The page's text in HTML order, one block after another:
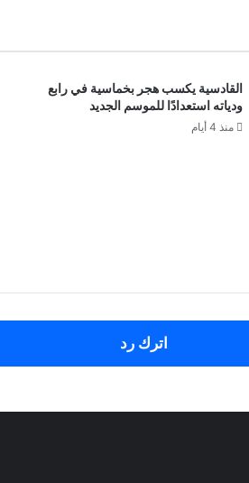
القادسية يكسب هجر بخماسية في رابع
ودياته استعدادًا للموسم الجديد
منذ 4 أيام
اترك رد